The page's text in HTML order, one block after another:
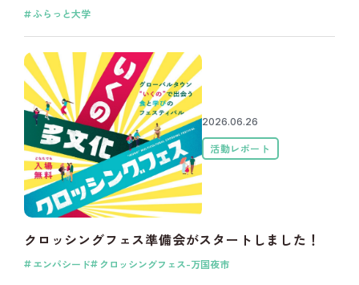
ふらっと大学
2026.06.26
活動レポート
クロッシングフェス準備会がスタートしました！
エンパシード クロッシングフェス-万国夜市